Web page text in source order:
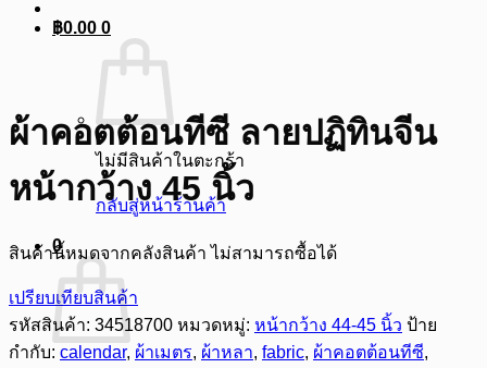
฿0.00 0
ไม่มีสินค้าในตะกร้า
กลับสู่หน้าร้านค้า
0
ผ้าคอตต้อนทีซี ลายปฏิทินจีน
หน้ากว้าง 45 นิ้ว
สินค้านี้หมดจากคลังสินค้า ไม่สามารถซื้อได้
เปรียบเทียบสินค้า
รหัสสินค้า: 34518700 หมวดหมู่: หน้ากว้าง 44-45 นิ้ว ป้าย
กำกับ: calendar, ผ้าเมตร, ผ้าหลา, fabric, ผ้าคอตต้อนทีซี,